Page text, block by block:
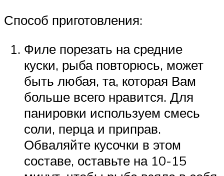
Способ приготовления:
Филе порезать на средние
куски, рыба повторюсь, может
быть любая, та, которая Вам
больше всего нравится. Для
панировки используем смесь
соли, перца и приправ.
Обваляйте кусочки в этом
составе, оставьте на 10-15